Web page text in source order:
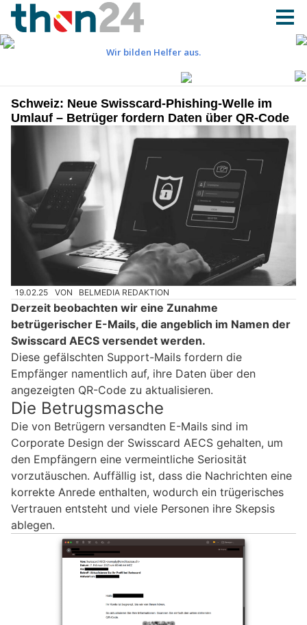
Schweiz: Neue Swisscard-Phishing-Welle im
Umlauf – Betrüger fordern Daten über QR-Code
19.02.25 VON BELMEDIA REDAKTION
Derzeit beobachten wir eine Zunahme
betrügerischer E-Mails, die angeblich im Namen der
Swisscard AECS versendet werden.
Diese gefälschten Support-Mails fordern die
Empfänger namentlich auf, ihre Daten über den
angezeigten QR-Code zu aktualisieren.
Die Betrugsmasche
Die von Betrügern versandten E-Mails sind im
Corporate Design der Swisscard AECS gehalten, um
den Empfängern eine vermeintliche Seriosität
vorzutäuschen. Auffällig ist, dass die Nachrichten eine
korrekte Anrede enthalten, wodurch ein trügerisches
Vertrauen entsteht und viele Personen ihre Skepsis
ablegen.